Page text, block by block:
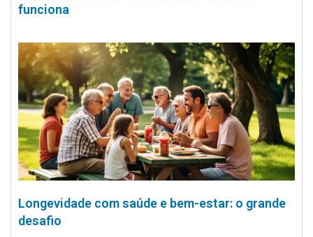
funciona
Longevidade com saúde e bem-estar: o grande
desafio